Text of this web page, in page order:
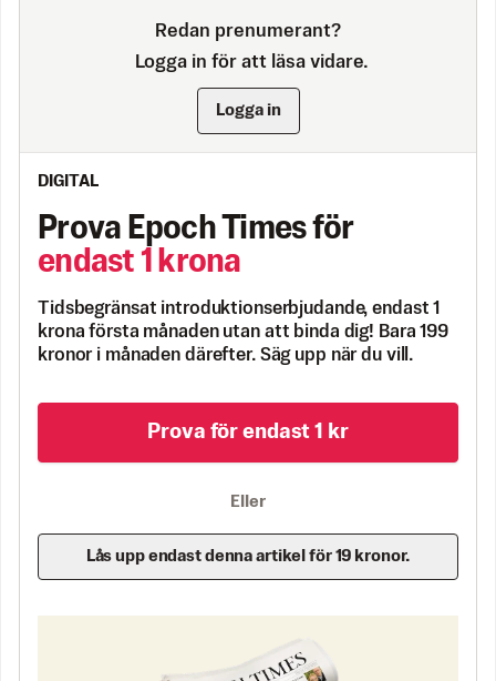
Redan prenumerant?
Logga in för att läsa vidare.
Logga in
DIGITAL
Prova Epoch Times för
endast 1 krona
Tidsbegränsat introduktionserbjudande, endast 1
krona första månaden utan att binda dig! Bara 199
kronor i månaden därefter. Säg upp när du vill.
Prova för endast 1 kr
Eller
Lås upp endast denna artikel för 19 kronor.